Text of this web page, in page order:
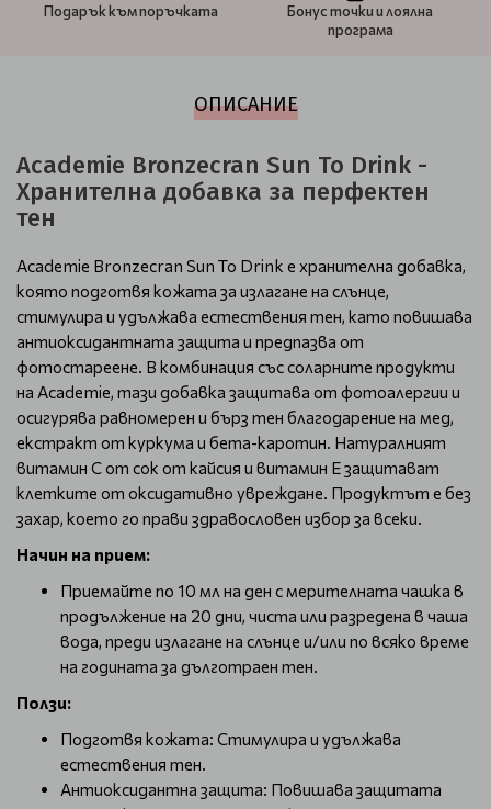
Подарък към поръчката
Бонус точки и лоялна
програма
ОПИСАНИЕ
Academie Bronzecran Sun To Drink -
Хранителна добавка за перфектен
тен
Academie Bronzecran Sun To Drink е хранителна добавка,
която подготвя кожата за излагане на слънце,
стимулира и удължава естествения тен, като повишава
антиоксидантната защита и предпазва от
фотостареене. В комбинация със соларните продукти
на Academie, тази добавка защитава от фотоалергии и
осигурява равномерен и бърз тен благодарение на мед,
екстракт от куркума и бета-каротин. Натуралният
витамин С от сок от кайсия и витамин Е защитават
клетките от оксидативно увреждане. Продуктът е без
захар, което го прави здравословен избор за всеки.
Начин на прием:
Приемайте по 10 мл на ден с мерителната чашка в
продължение на 20 дни, чиста или разредена в чаша
вода, преди излагане на слънце и/или по всяко време
на годината за дълготраен тен.
Ползи:
Подготвя кожата: Стимулира и удължава
естествения тен.
Антиоксидантна защита: Повишава защитата